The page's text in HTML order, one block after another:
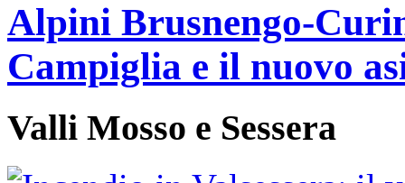
Alpini Brusnengo-
Campiglia e il nuovo
Valli Mosso e Sessera